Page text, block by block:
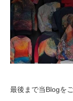
最後まで当Blogを